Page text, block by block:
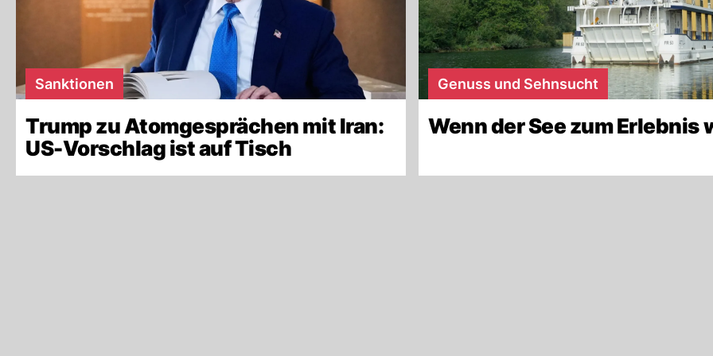
Sanktionen
Trump zu Atomgesprächen mit Iran:
US-Vorschlag ist auf Tisch
Genuss und Sehnsucht
Wenn der See zum Erlebnis